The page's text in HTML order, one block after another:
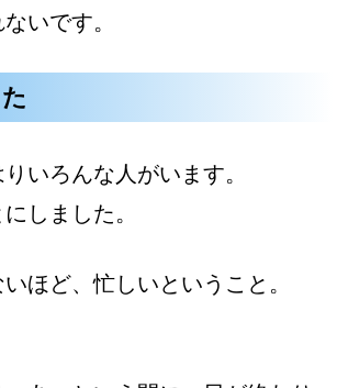
いです。
いろんな人がいます。
しました。
ほど、忙しいということ。